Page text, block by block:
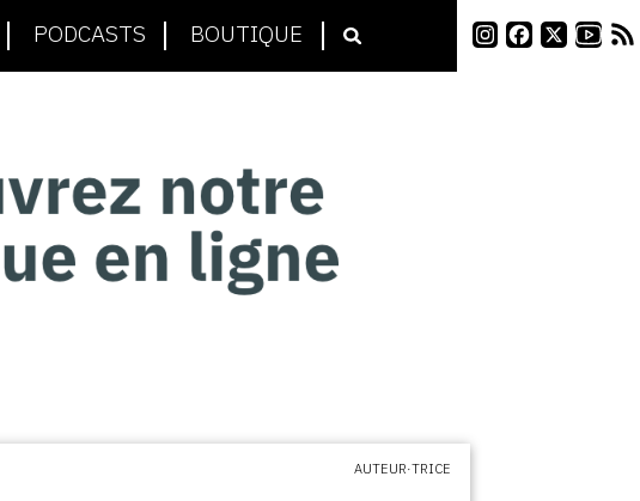
PODCASTS BOUTIQUE
AUTEUR·TRICE